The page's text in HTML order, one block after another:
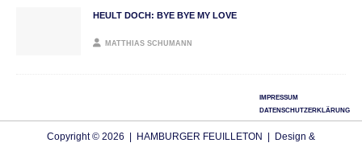
HEULT DOCH: BYE BYE MY LOVE
MATTHIAS SCHUMANN
IMPRESSUM
DATENSCHUTZERKLÄRUNG
Copyright © 2026 | HAMBURGER FEUILLETON | Design &